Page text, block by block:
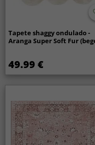
Tapete shaggy ondulado -
Aranga Super Soft Fur
49.99 €